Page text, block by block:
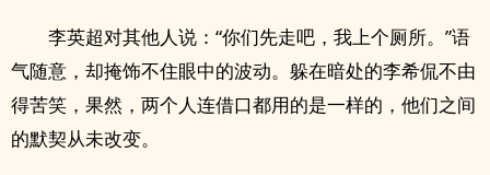
李英超对其他人说：“你们先走吧，我上个厕所。”语
气随意，却掩饰不住眼中的波动。躲在暗处的李希侃不由
得苦笑，果然，两个人连借口都用的是一样的，他们之间
的默契从未改变。